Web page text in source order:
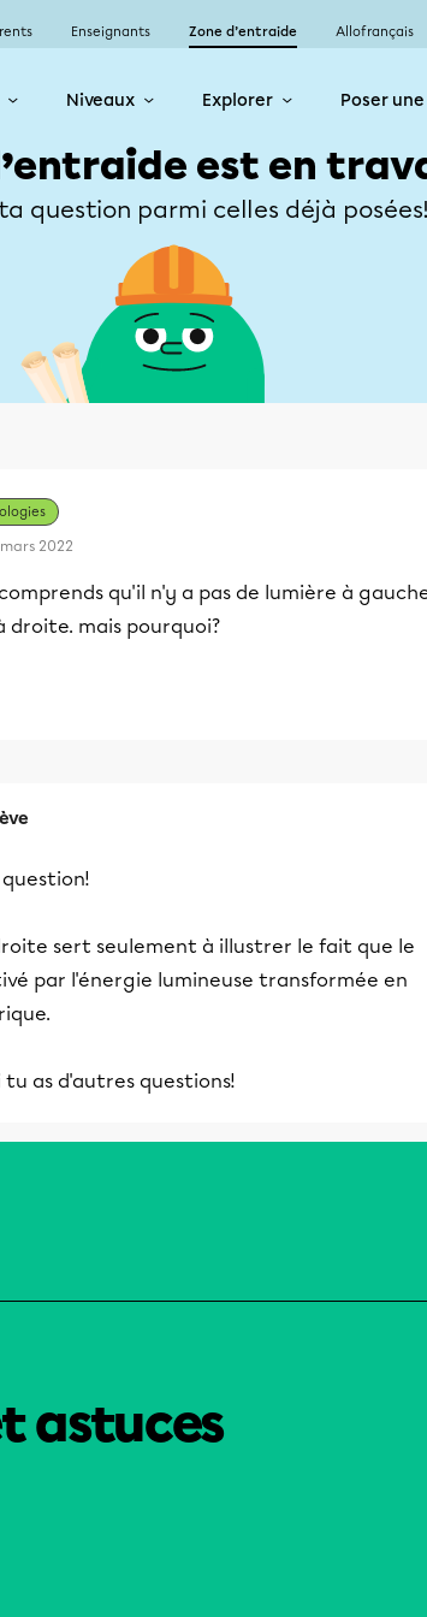
Enseignants Zone d’entraide Allofrançais
Niveaux Explorer Poser
est en
question parmi celles déjà
2022
qu'il n'y a pas de lumière à
droite. mais pourquoi?
sert seulement à illustrer le fait que le
par l'énergie lumineuse transformée en
tu as d'autres questions!
astuces